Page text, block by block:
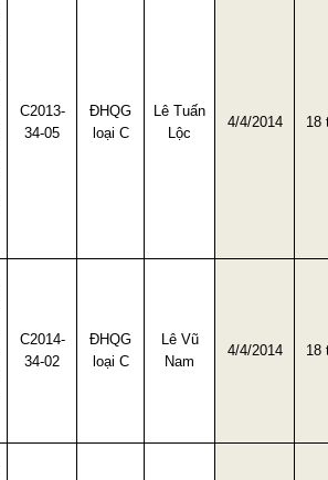
C2013-
34-05
ĐHQG
loại C
Lê Tuấn
Lộc
4/4/2014 18
C2014-
34-02
ĐHQG
loại C
Lê Vũ
Nam
4/4/2014 18